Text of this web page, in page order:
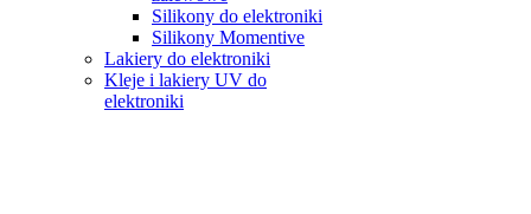
Silikony do elektroniki
Silikony Momentive
Lakiery do elektroniki
Kleje i lakiery UV do
elektroniki